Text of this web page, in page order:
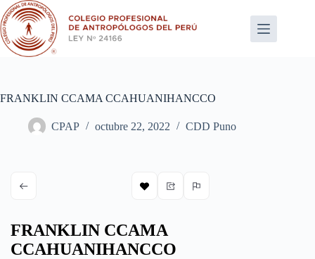
Saltar
al
contenido
FRANKLIN CCAMA CCAHUANIHANCCO
CPAP octubre 22, 2022 CDD Puno
FRANKLIN CCAMA
CCAHUANIHANCCO